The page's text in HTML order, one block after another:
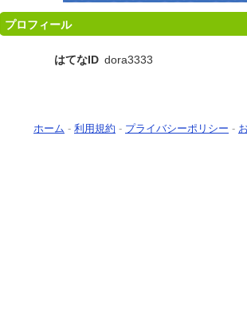
プロフィール
はてなID dora3333
ホーム - 利用規約 - プライバシーポリシー -